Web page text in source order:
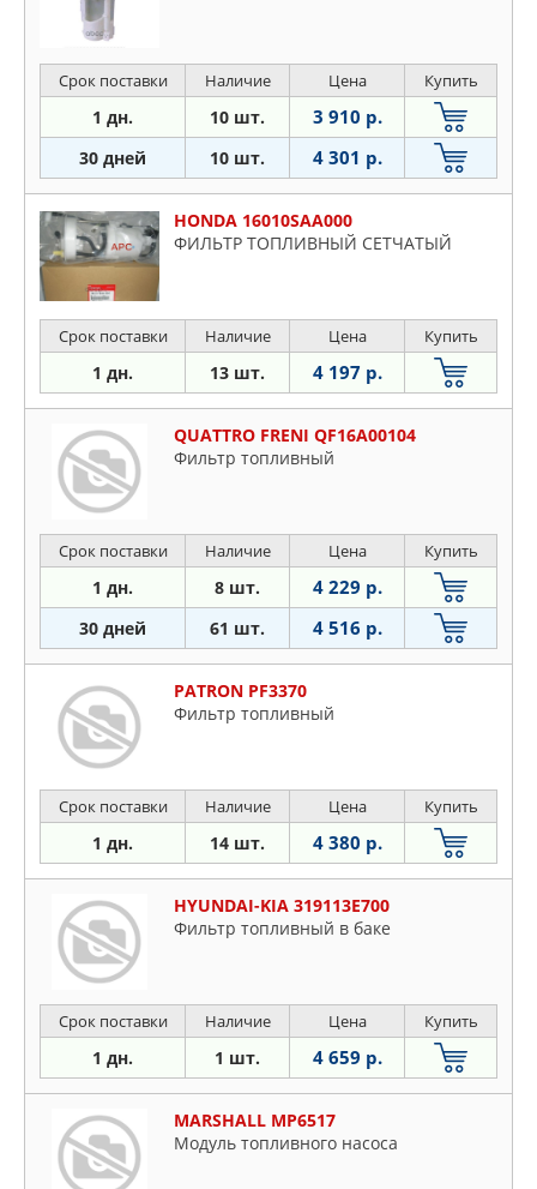
Срок поставки Наличие Цена Купить
1 дн. 10 шт. 3 910 р.
30 дней 10 шт. 4 301 р.
HONDA 16010SAA000
ФИЛЬТР ТОПЛИВНЫЙ СЕТЧАТЫЙ
Срок поставки Наличие Цена Купить
1 дн. 13 шт. 4 197 р.
QUATTRO FRENI QF16A00104
Фильтр топливный
Срок поставки Наличие Цена Купить
1 дн. 8 шт. 4 229 р.
30 дней 61 шт. 4 516 р.
PATRON PF3370
Фильтр топливный
Срок поставки Наличие Цена Купить
1 дн. 14 шт. 4 380 р.
HYUNDAI-KIA 319113E700
Фильтр топливный в баке
Срок поставки Наличие Цена Купить
1 дн. 1 шт. 4 659 р.
MARSHALL MP6517
Модуль топливного насоса